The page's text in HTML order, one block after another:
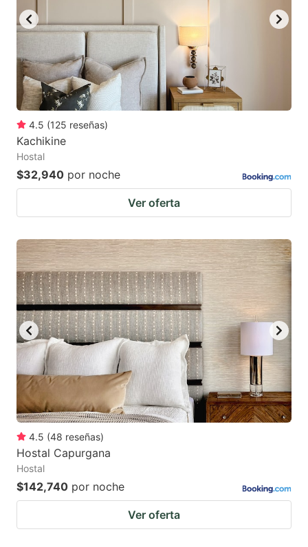
4.5 (125 reseñas)
Kachikine
Hostal
$32,940 por noche
Ver oferta
4.5 (48 reseñas)
Hostal Capurgana
Hostal
$142,740 por noche
Ver oferta